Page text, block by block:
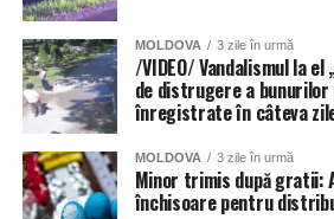
MOLDOVA 3 zile în urmă
/VIDEO/ Vandalismul la el
de distrugere a
înregistrate în câteva
MOLDOVA 3 zile în urmă
Minor trimis după gratii:
închisoare pentru